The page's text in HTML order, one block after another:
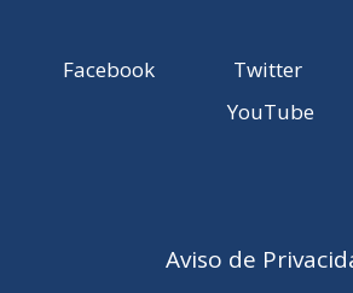
Facebook Twitter
YouTube
Aviso de